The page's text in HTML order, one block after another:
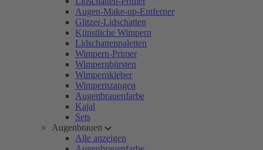
Augen-Make-up-Entferner
Glitzer-Lidschatten
Künstliche Wimpern
Lidschattenpaletten
Wimpern-Primer
Wimpernbürsten
Wimpernkleber
Wimpernzangen
Augenbrauenfarbe
Kajal
Sets
Augenbrauen
Alle anzeigen